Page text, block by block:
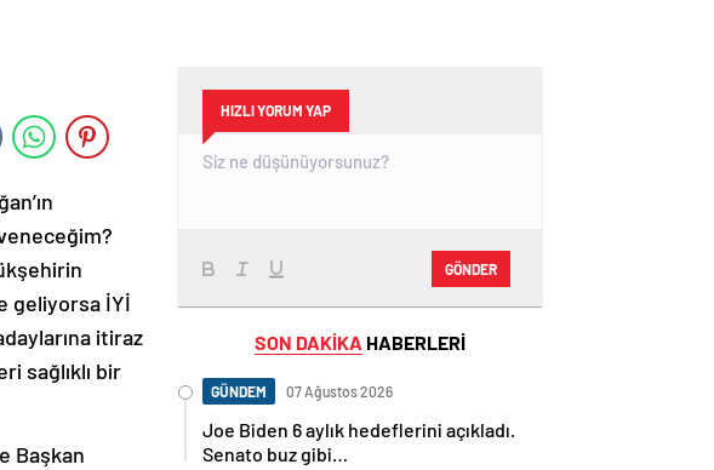
geliyorsa İYİ
itiraz
sağlıklı bir
Başkan
HIZLI YORUM YAP
GÖNDER
SON DAKİKA HABERLERİ
GÜNDEM 07 Ağustos 2026
Joe Biden 6 aylık hedeflerini açıkladı.
Senato buz gibi…